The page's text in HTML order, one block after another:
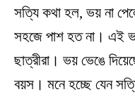
সত্যি কথা হল, ভয় না
সহজে পাশ হত না। এই
ছাত্রীরা। ভয় ভেঙে
বয়স। মনে হচ্ছে যেন